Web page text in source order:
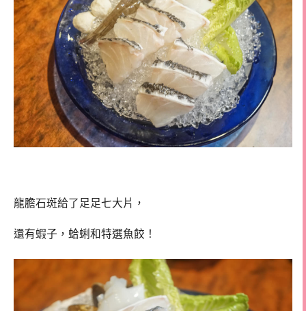
龍膽石斑給了足足七大片，
還有蝦子，蛤蜊和特選魚餃！